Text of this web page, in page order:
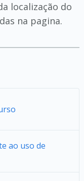
localização do
na pagina.
ao uso de